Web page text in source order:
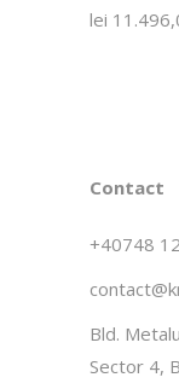
lei
Contact
+40748
Bld.
Sector 4,